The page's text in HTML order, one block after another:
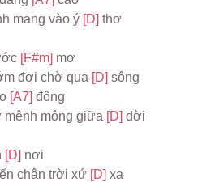
mang vào ý [D] thơ
[F#m] mơ
đợi chờ qua [D] sông
[A7] đông
mênh mông giữa [D] đời
[D] nơi
chân trời xứ [D] xa